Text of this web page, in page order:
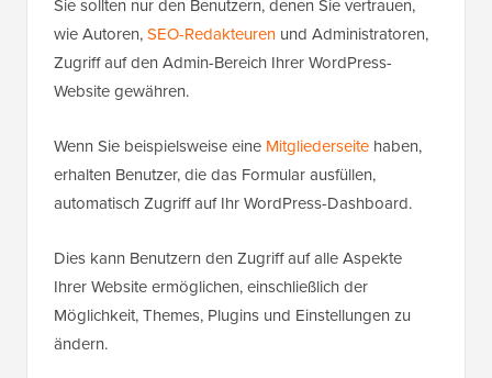
Sie sollten nur den Benutzern, denen Sie vertrauen,
wie Autoren,SEO-Redakteuren und Administratoren,
Zugriff auf den Admin-Bereich Ihrer WordPress-
Website gewähren.
Wenn Sie beispielsweise eine Mitgliederseite haben,
erhalten Benutzer, die das Formular ausfüllen,
automatisch Zugriff auf Ihr WordPress-Dashboard.
Dies kann Benutzern den Zugriff auf alle Aspekte
Ihrer Website ermöglichen, einschließlich der
Möglichkeit, Themes, Plugins und Einstellungen zu
ändern.